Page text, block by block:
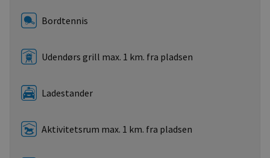
Bordtennis
Udendørs grill max. 1 km. fra pladsen
Ladestander
Aktivitetsrum max. 1 km. fra pladsen